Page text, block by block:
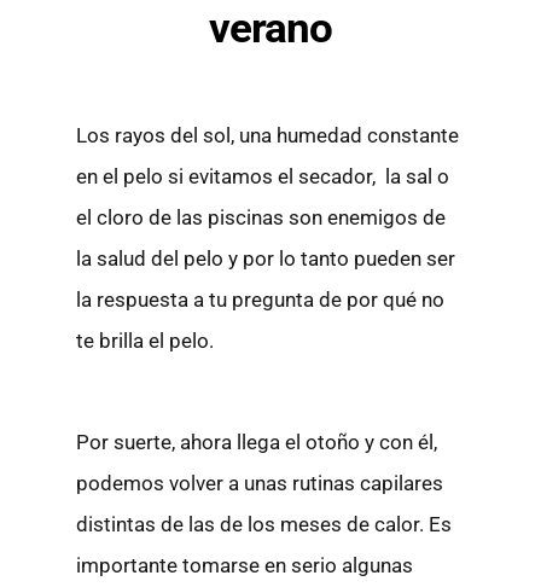
verano
Los rayos del sol, una humedad constante
en el pelo si evitamos el secador, la sal o
el cloro de las piscinas son enemigos de
la salud del pelo y por lo tanto pueden ser
la respuesta a tu pregunta de por qué no
te brilla el pelo.
Por suerte, ahora llega el otoño y con él,
podemos volver a unas rutinas capilares
distintas de las de los meses de calor. Es
importante tomarse en serio algunas